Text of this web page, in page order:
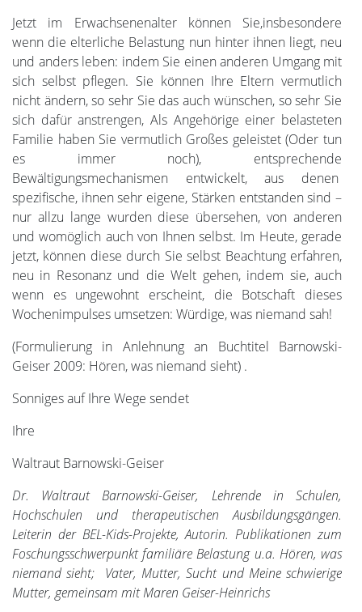
Jetzt im Erwachsenenalter können Sie,insbesondere
wenn die elterliche Belastung nun hinter ihnen liegt, neu
und anders leben: indem Sie einen anderen Umgang mit
sich selbst pflegen. Sie können Ihre Eltern vermutlich
nicht ändern, so sehr Sie das auch wünschen, so sehr Sie
sich dafür anstrengen, Als Angehörige einer belasteten
Familie haben Sie vermutlich Großes geleistet (Oder tun
es immer noch), entsprechende
Bewältigungsmechanismen entwickelt, aus denen
spezifische, ihnen sehr eigene, Stärken entstanden sind –
nur allzu lange wurden diese übersehen, von anderen
und womöglich auch von Ihnen selbst. Im Heute, gerade
jetzt, können diese durch Sie selbst Beachtung erfahren,
neu in Resonanz und die Welt gehen, indem sie, auch
wenn es ungewohnt erscheint, die Botschaft dieses
Wochenimpulses umsetzen: Würdige, was niemand sah!
(Formulierung in Anlehnung an Buchtitel Barnowski-
Geiser 2009: Hören, was niemand sieht) .
Sonniges auf Ihre Wege sendet
Ihre
Waltraut Barnowski-Geiser
Dr. Waltraut Barnowski-Geiser, Lehrende in Schulen,
Hochschulen und therapeutischen Ausbildungsgängen.
Leiterin der BEL-Kids-Projekte, Autorin. Publikationen zum
Foschungsschwerpunkt familiäre Belastung u.a. Hören, was
niemand sieht; Vater, Mutter, Suchtund Meine schwierige
Mutter, gemeinsam mit Maren Geiser-Heinrichs